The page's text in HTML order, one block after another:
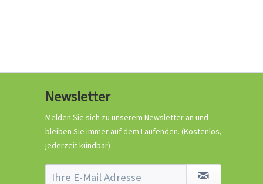
Anbau
Wissen
Newsletter
Melden Sie sich zu unserem Newsletter an und
bleiben Sie immer auf dem Laufenden. (Kostenlos,
jederzeit kündbar)